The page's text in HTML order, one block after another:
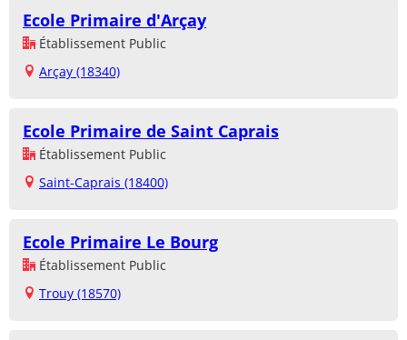
Ecole Primaire d'Arçay
Établissement Public
Arçay (18340)
Ecole Primaire de Saint Caprais
Établissement Public
Saint-Caprais (18400)
Ecole Primaire Le Bourg
Établissement Public
Trouy (18570)